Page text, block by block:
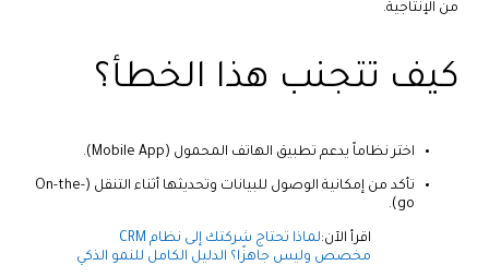
من الإنتاجية.
كيف تتجنب هذا الخطأ؟
اختر نظاماً يدعم تطبيق الهاتف المحمول (Mobile App).
تأكد من إمكانية الوصول للبيانات وتحديثها أثناء التنقل (On-the-
go).
اقرأ الآن:
لماذا تحتاج شركتك إلى نظام CRM
مخصص وليس جاهزًا؟ الدليل الكامل للنمو الذكي